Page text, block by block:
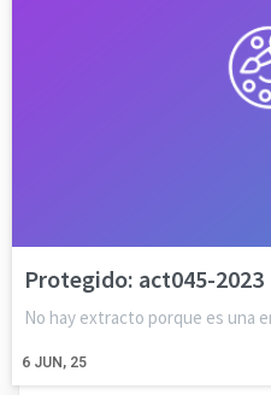
Protegido: act045-2023
6 JUN, 25
No hay extracto porque es una